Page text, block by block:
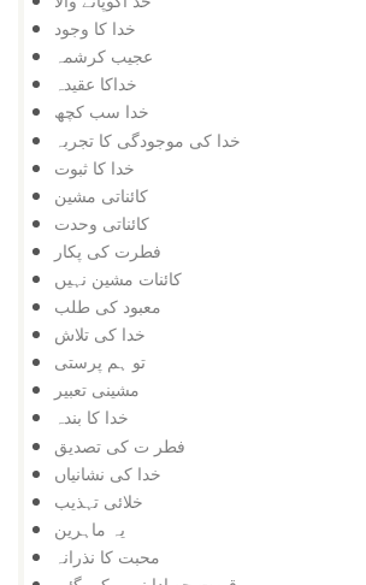
خدا کا وجود
عجیب کرشمہ
خداکا عقیدہ
خدا سب کچھ
خدا کی موجودگی کا تجربہ
خدا کا ثبوت
کائناتی مشین
کائناتی وحدت
فطرت کی پکار
کائنات مشین نہیں
معبود کی طلب
خدا کی تلاش
تو ہم پرستی
مشینی تعبیر
خدا کا بندہ
فطر ت کی تصدیق
خدا کی نشانیاں
خلائی تہذیب
یہ ماہرین
محبت کا نذرانہ